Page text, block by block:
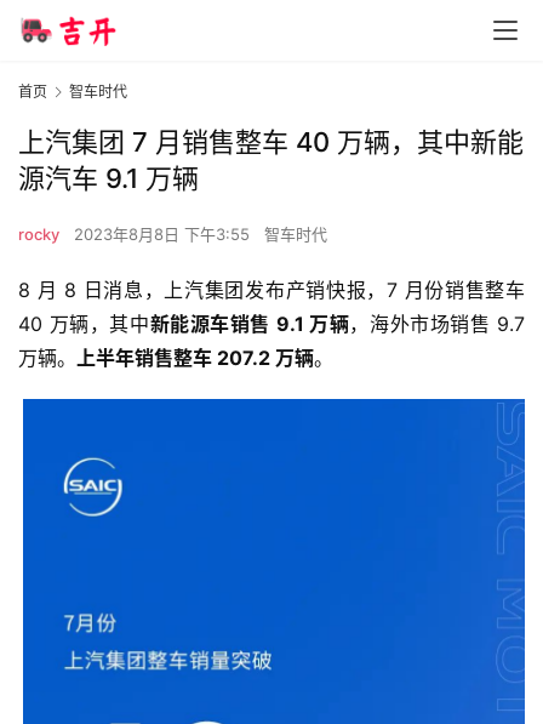
首页 智车时代
上汽集团 7 月销售整车 40 万辆，其中新能
源汽车 9.1 万辆
rocky 2023年8月8日 下午3:55 智车时代
8 月 8 日消息，上汽集团发布产销快报，7 月份销售整车
40 万辆，其中新能源车销售 9.1 万辆，海外市场销售 9.7
万辆。 上半年销售整车 207.2 万辆。